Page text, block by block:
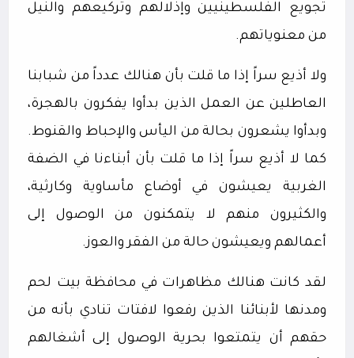
تجويع الفلسطينيين وإذلالهم وتركيعهم والنيل
من معنوياتهم.
ولا أذيع سراً إذا ما قلت بأن هنالك عدداً من شبابنا
العاطلين عن العمل الذين بدأوا يفكرون بالهجرة،
وبدأوا يشعرون بحالة من اليأس والإحباط والقنوط.
كما لا أذيع سراً إذا ما قلت بأن أبناءنا في الضفة
الغربية يعيشون في أوضاع مأساوية وكارثية،
والكثيرون منهم لا يتمكنون من الوصول إلى
أعمالهم ويعيشون حالة من الفقر والعوز.
لقد كانت هنالك مظاهرات في محافظة بيت لحم
ومدنها لأبنائنا الذين رفعوا لافتات تنادي بأنه من
حقهم أن يتمتعوا بحرية الوصول إلى أشغالهم